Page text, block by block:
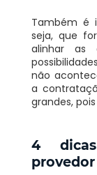
Também é
seja, que
alinhar as
não
a
grandes,
4
provedor